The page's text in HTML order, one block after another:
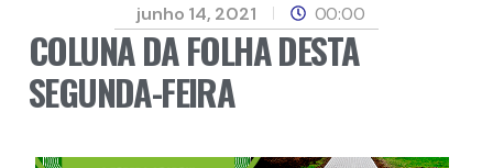
junho 14, 2021 00:00
COLUNA DA FOLHA DESTA
SEGUNDA-FEIRA